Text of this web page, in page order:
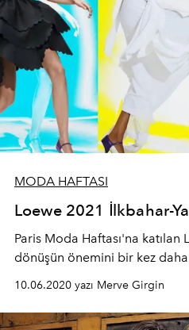
MODA HAFTASI
Loewe 2021 İlkbahar-
Paris Moda Haftası'na
dönüşün önemini bir kez daha
10.06.2020 yazı Merve Girgin